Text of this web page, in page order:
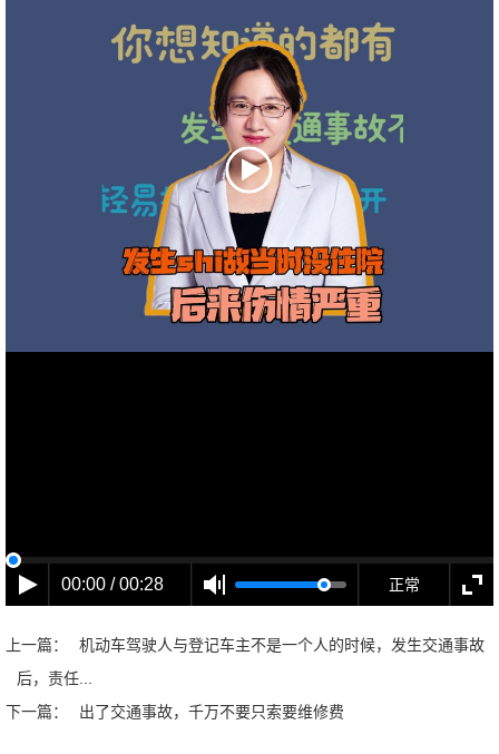
00:00 / 00:28 正常
上一篇：
机动车驾驶人与登记车主不是一个人的时候，发生交通事故
后，责任...
下一篇：
出了交通事故，千万不要只索要维修费